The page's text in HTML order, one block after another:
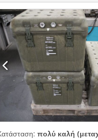
πολύ καλή